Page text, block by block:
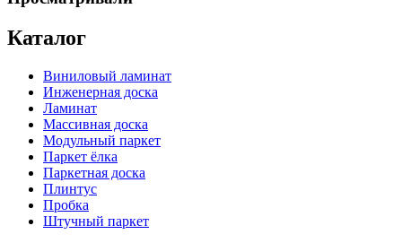
Каталог
Виниловый ламинат
Инженерная доска
Ламинат
Массивная доска
Модульный паркет
Паркет ёлка
Паркетная доска
Плинтус
Пробка
Штучный паркет